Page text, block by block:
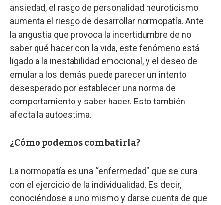
ansiedad, el rasgo de personalidad neuroticismo
aumenta el riesgo de desarrollar normopatía. Ante
la angustia que provoca la incertidumbre de no
saber qué hacer con la vida, este fenómeno está
ligado a la inestabilidad emocional, y el deseo de
emular a los demás puede parecer un intento
desesperado por establecer una norma de
comportamiento y saber hacer. Esto también
afecta la autoestima.
¿Cómo podemos combatirla?
La normopatía es una “enfermedad” que se cura
con el ejercicio de la individualidad. Es decir,
conociéndose a uno mismo y darse cuenta de que